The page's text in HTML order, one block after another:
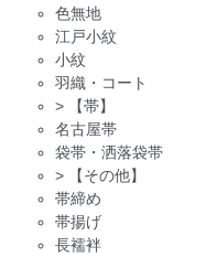
色無地
江戸小紋
小紋
羽織・コート
>
【帯】
名古屋帯
袋帯・洒落袋帯
>
【その他】
帯締め
帯揚げ
長襦袢